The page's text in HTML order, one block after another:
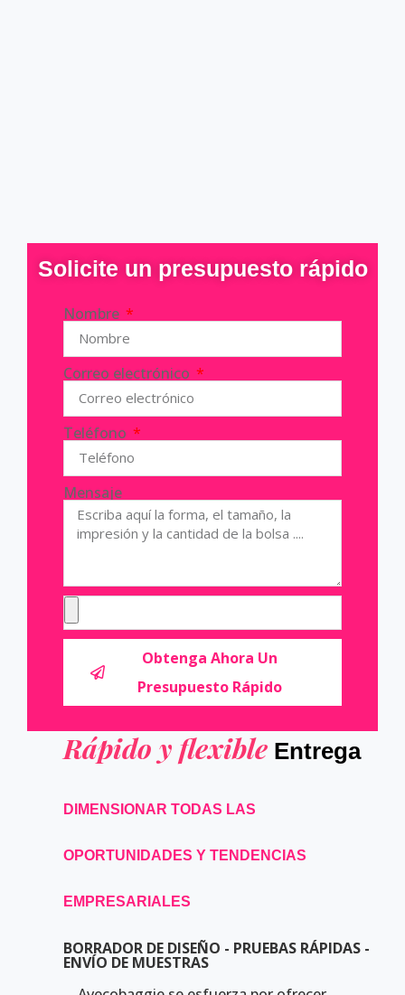
Solicite un presupuesto rápido
Nombre
Correo electrónico
Teléfono
Mensaje
Obtenga Ahora Un
Presupuesto Rápido
Rápido y flexibleEntrega
DIMENSIONAR TODAS LAS
OPORTUNIDADES Y TENDENCIAS
EMPRESARIALES
BORRADOR DE DISEÑO - PRUEBAS RÁPIDAS -
ENVÍO DE MUESTRAS